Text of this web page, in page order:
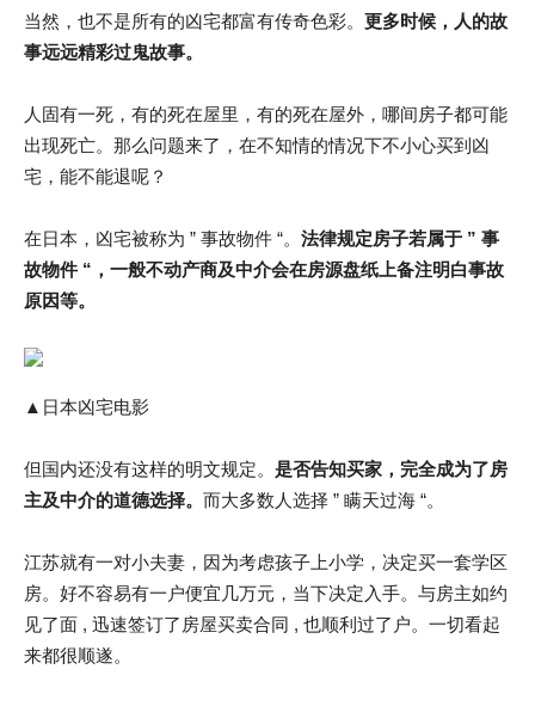
当然，也不是所有的凶宅都富有传奇色彩。 更多时候，人的故
事远远精彩过鬼故事。
人固有一死，有的死在屋里，有的死在屋外，哪间房子都可能
出现死亡。那么问题来了，在不知情的情况下不小心买到凶
宅，能不能退呢？
在日本，凶宅被称为 ” 事故物件 “。 法律规定房子若属于 ” 事
故物件 “，一般不动产商及中介会在房源盘纸上备注明白事故
原因等。
▲日本凶宅电影
但国内还没有这样的明文规定。 是否告知买家，完全成为了房
主及中介的道德选择。 而大多数人选择 ” 瞒天过海 “。
江苏就有一对小夫妻，因为考虑孩子上小学，决定买一套学区
房。好不容易有一户便宜几万元，当下决定入手。与房主如约
见了面 , 迅速签订了房屋买卖合同 , 也顺利过了户。一切看起
来都很顺遂。